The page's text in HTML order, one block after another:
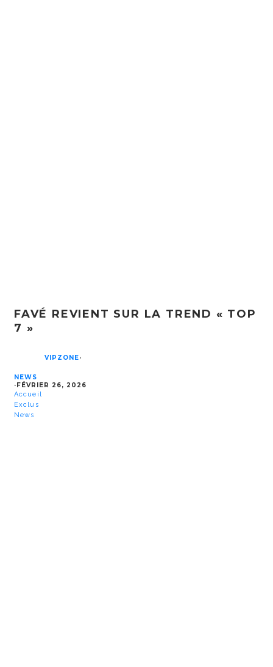
FAVÉ REVIENT SUR LA TREND « TOP
7 »
VIPZONE·
NEWS
·FÉVRIER 26, 2026
Accueil
Exclus
News